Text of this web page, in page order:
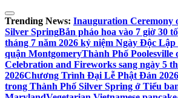
Skip
to
content
Trending News: Inauguration Ceremony
Silver SpringBắn pháo hoa vào 7 giờ 30
tháng 7 năm 2026 kỷ niệm Ngày Độc
quận MontgomeryThành Phố
Celebration and Fireworks sang ngày 5
2026Chương Trình Đại Lễ Phật Đản
trong Thành Phố Silver Spring ở Tiểu